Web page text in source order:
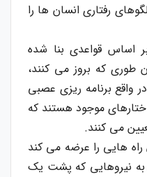
رفتاری انسان ها را
اساس قواعدی بنا شده
طوری که بروز می کنند،
واقع برنامه ریزی عصبی
موجود هستند که
می کنند.
هایی را عرضه می کند
به نیروهایی که پشت یک